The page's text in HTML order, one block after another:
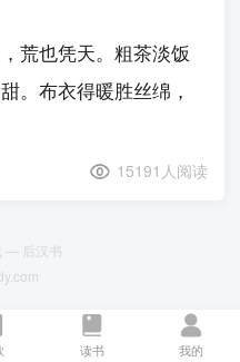
读书 我的
荒也凭天。粗茶淡饭
。布衣得暖胜丝绵，
15191人阅读
— 后汉书